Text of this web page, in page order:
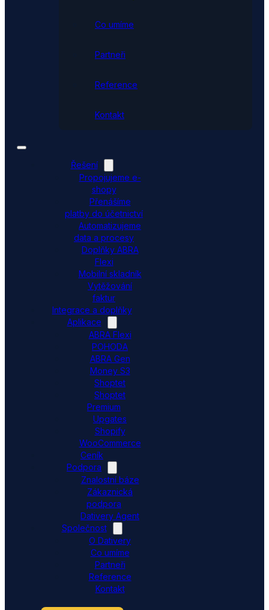
Co umíme
Partneři
Reference
Kontakt
Řešení
Propojujeme e-
shopy
Přenášíme
platby do účetnictví
Automatizujeme
data a procesy
Doplňky ABRA
Flexi
Mobilní skladník
Vytěžování
faktur
Integrace a doplňky
Aplikace
ABRA Flexi
POHODA
ABRA Gen
Money S3
Shoptet
Shoptet
Premium
Upgates
Shopify
WooCommerce
Ceník
Podpora
Znalostní báze
Zákaznická
podpora
Dativery Agent
Společnost
O Dativery
Co umíme
Partneři
Reference
Kontakt